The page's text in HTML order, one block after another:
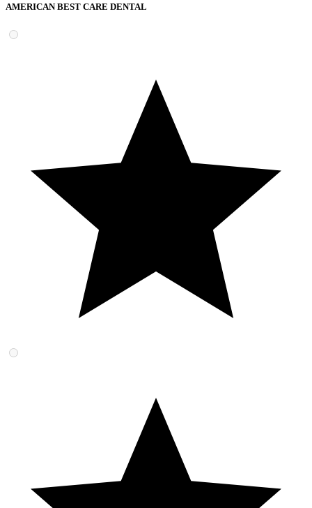
AMERICAN BEST CARE DENTAL